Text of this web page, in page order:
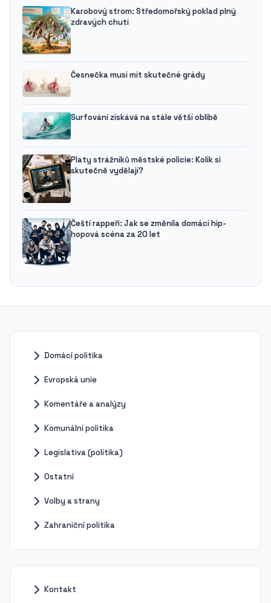
Karobový strom: Středomořský poklad plný
zdravých chutí
Česnečka musí mít skutečné grády
Surfování získává na stále větší oblibě
Platy strážníků městské policie: Kolik si
skutečně vydělají?
Čeští rappeři: Jak se změnila domácí hip-
hopová scéna za 20 let
Domácí politika
Evropská unie
Komentáře a analýzy
Komunální politika
Legislativa (politika)
Ostatní
Volby a strany
Zahraniční politika
Kontakt